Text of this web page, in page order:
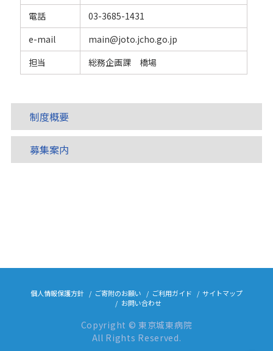
電話
03-3685-1431
e-mail
main@joto.jcho.go.jp
担当
総務企画課 橋場
制度概要
募集案内
個人情報保護方針 ご寄附のお願い ご利用ガイド
サイトマップ
お問い合わせ
Copyright © 東京城東病院
All Rights Reserved.